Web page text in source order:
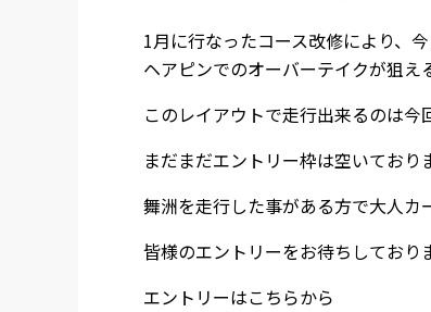
1月に行なったコース改修により、
ヘアピンでのオーバーテイクが狙え
このレイアウトで走行出来るのは今
まだまだエントリー枠は空いており
舞洲を走行した事がある方で大人カ
皆様のエントリーをお待ちしており
エントリーはこちらから